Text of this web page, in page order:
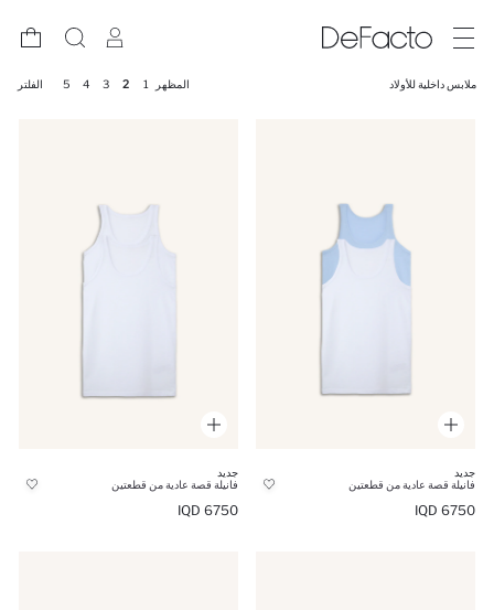
ملابس داخلية للأولاد المظهر 1
2
3
4
5 الفلتر
جديد
فانيلة قصة عادية من قطعتين
6750 IQD
جديد
فانيلة قصة عادية من قطعتين
6750 IQD